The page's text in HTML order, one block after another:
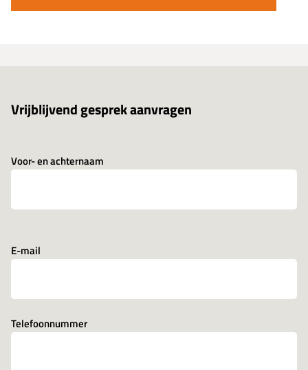
Vrijblijvend gesprek aanvragen
Voor- en achternaam
E-mail
Telefoonnummer